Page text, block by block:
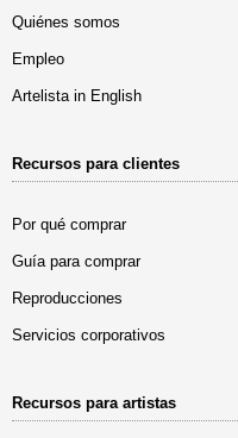
Quiénes somos
Empleo
Artelista in English
Recursos para clientes
Por qué comprar
Guía para comprar
Reproducciones
Servicios corporativos
Recursos para artistas